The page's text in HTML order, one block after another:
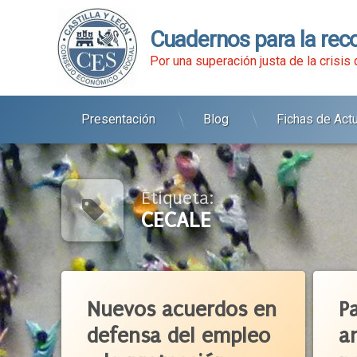
Ir
al
contenido
Cuadernos para la
Por una superación justa de la crisis
Presentación Blog Fichas de
Etiqueta:
CECALE
Nuevos acuerdos en
defensa del empleo
ATA
Autónomos
CCOO